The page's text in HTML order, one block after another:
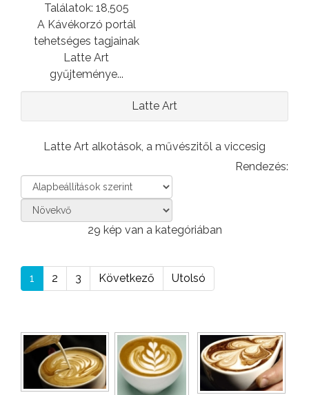
Találatok: 18,505
A Kávékorzó portál
tehetséges tagjainak
Latte Art
gyűjteménye...
Latte Art
Latte Art alkotások, a művészitől a viccesig
Rendezés:
29 kép van a kategóriában
1 2 3 Következő Utolsó